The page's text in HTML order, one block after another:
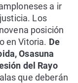
a ir
Los
posición
en Vitoria. De
Osasuna
del Rayo
que deberán